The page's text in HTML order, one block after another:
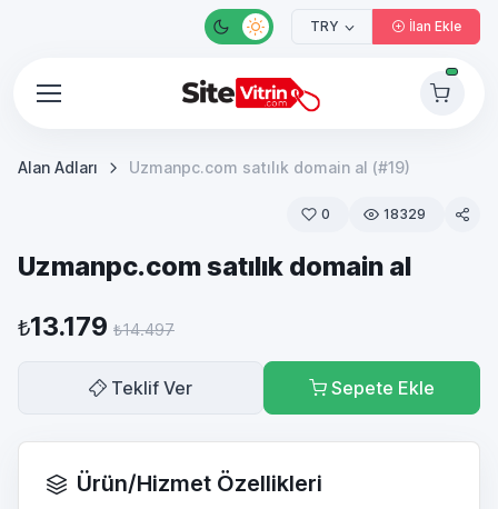
TRY İlan Ekle
Alan Adları Uzmanpc.com satılık domain al (#19)
0 18329
Uzmanpc.com satılık domain al
₺13.179 ₺14.497
Teklif Ver Sepete Ekle
Ürün/Hizmet Özellikleri